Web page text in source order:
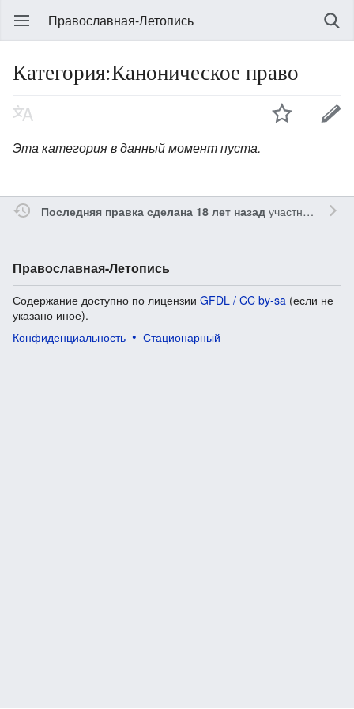
Православная-Летопись
Категория:Каноническое право
Эта категория в данный момент пуста.
Последняя правка сделана 18 лет назадучастником Gleb
Православная-Летопись
Содержание доступно по лицензии GFDL / CC by-sa (если не
указано иное).
Конфиденциальность
Стационарный